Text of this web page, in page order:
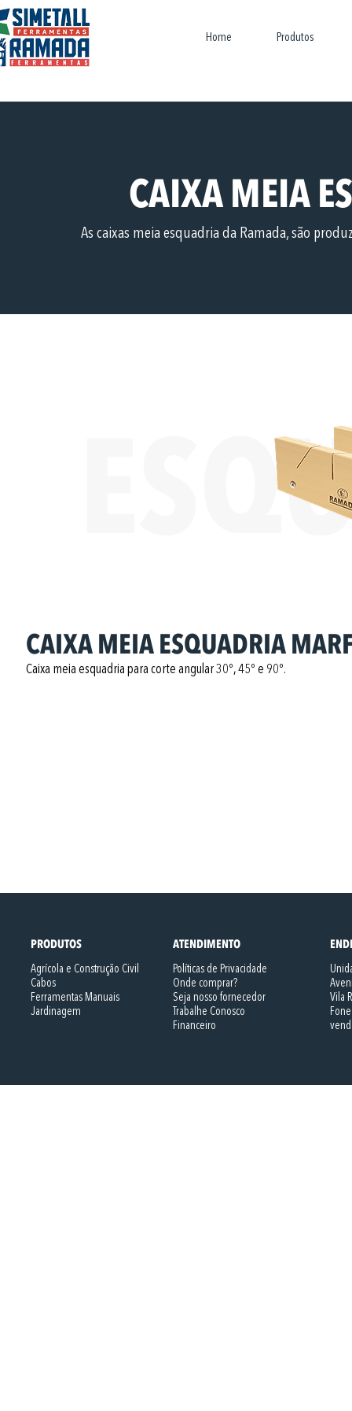
Home Produtos
CAIXA MEIA
As caixas meia esquadria da Ramada, são
CAIXA MEIA ESQUADRIA
Caixa meia esquadria para corte angular 30º, 45º e 90º.
PRODUTOS ATENDIMENTO
Agrícola e Construção Civil
Cabos
Ferramentas Manuais
Jardinagem
Políticas de Privacidade
Onde comprar?
Seja nosso fornecedor
Trabalhe Conosco
Financeiro
Vila